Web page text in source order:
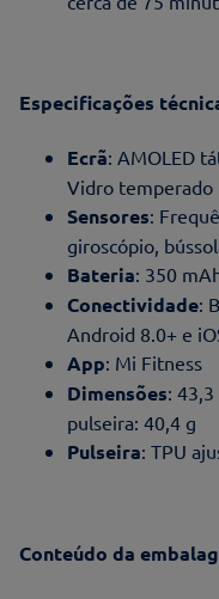
Especificações
Ecrã: AMOLED
Vidro temperado
Sensores:
giroscópio,
Bateria: 350
Conectividade:
Android 8.0+ e
App: Mi Fitness
Dimensões:
pulseira: 40,4 g
Pulseira: TPU
Conteúdo da